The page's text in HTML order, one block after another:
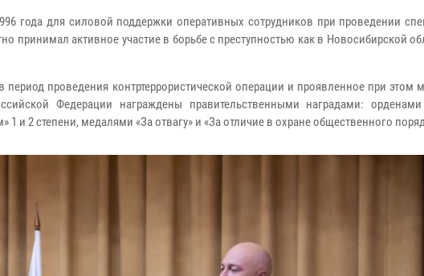
года для силовой поддержки оперативных сотрудников при проведении
принимал активное участие в борьбе с преступностью как в Новосибирской
проведения контртеррористической операции и проявленное при этом
Федерации награждены правительственными наградами:
1 и 2 степени, медалями «За отвагу» и «За отличие в охране общественного